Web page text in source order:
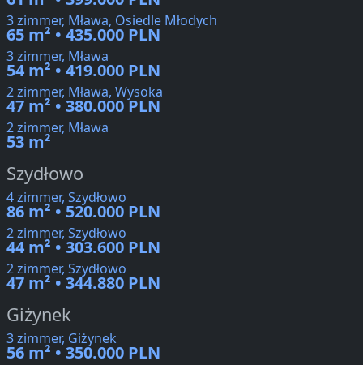
3 zimmer, Mława, Osiedle Młodych
65 m² • 435.000 PLN
3 zimmer, Mława
54 m² • 419.000 PLN
2 zimmer, Mława, Wysoka
47 m² • 380.000 PLN
2 zimmer, Mława
53 m²
Szydłowo
4 zimmer, Szydłowo
86 m² • 520.000 PLN
2 zimmer, Szydłowo
44 m² • 303.600 PLN
2 zimmer, Szydłowo
47 m² • 344.880 PLN
Giżynek
3 zimmer, Giżynek
56 m² • 350.000 PLN